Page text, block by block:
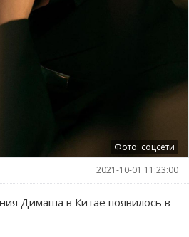
Фото: соцсети
2021-10-01 11:23:00
Димаша в Китае появилось в